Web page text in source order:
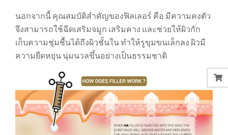
นอกจากนี้ คุณสมบัติสำคัญของฟิลเลอร์ คือ มีความคงตัว
จึงสามารถใช้ฉีดเสริมจมูก เสริมคาง และช่วยให้ผิวกัก
เก็บความชุ่มชื้นได้ถึงผิวชั้นใน ทำให้รูขุมขนเล็กลง ผิวมี
ความยืดหยุ่น นุ่มนวลขึ้นอย่างเป็นธรรมชาติ